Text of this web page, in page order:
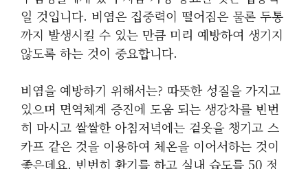
일 것입니다. 비염은 집중력이 떨어짐은 물론 두통
까지 발생시킬 수 있는 만큼 미리 예방하여 생기지
않도록 하는 것이 중요합니다.
비염을 예방하기 위해서는? 따뜻한 성질을 가지고
있으며 면역체계 증진에 도움 되는 생강차를 빈번
히 마시고 쌀쌀한 아침저녁에는 겉옷을 챙기고 스
카프 같은 것을 이용하여 체온을 이어서하는 것이
좋은데요. 빈번히 환기를 하고 실내 습도를 50 정